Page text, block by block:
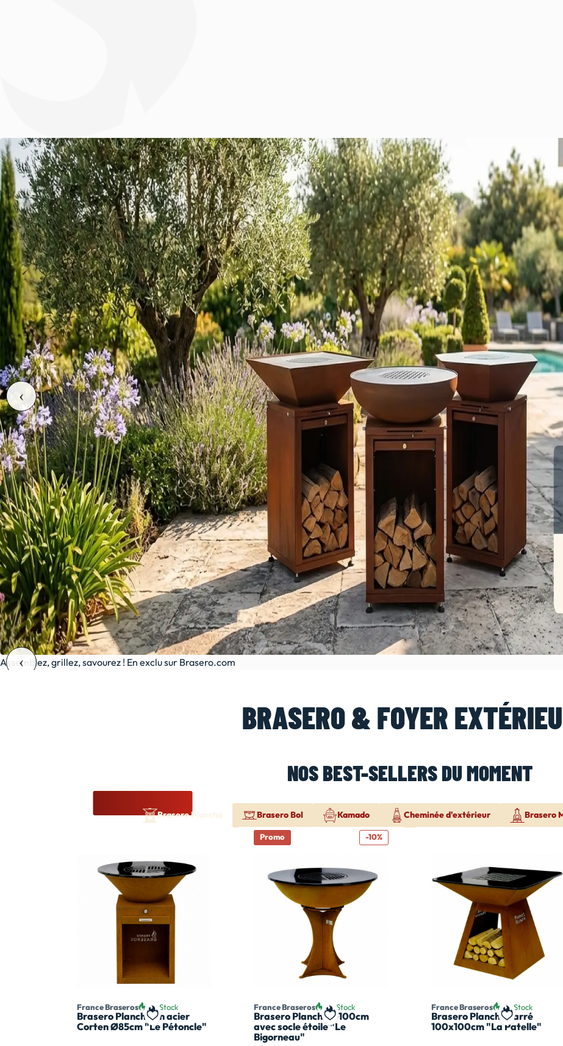
Assemblez, grillez, savourez ! En exclu sur Brasero.com
BRASERO & FOYER
NOS BEST-SELLERS DU MOMENT
Brasero Plancha Brasero Bol Kamado Cheminée d'extérieur Brasero
Ajouter à ma liste de souhait
France Braseros En Stock
Brasero Plancha en acier
Corten Ø85cm "Le Pétoncle"
Promo -10%
Ajouter à ma liste de souhait
France Braseros En Stock
Brasero Plancha Ø100cm
avec socle étoile "Le
Bigorneau"
Ajouter à
France Braseros En Stock
Brasero Plancha carré
100x100cm "La Patelle"